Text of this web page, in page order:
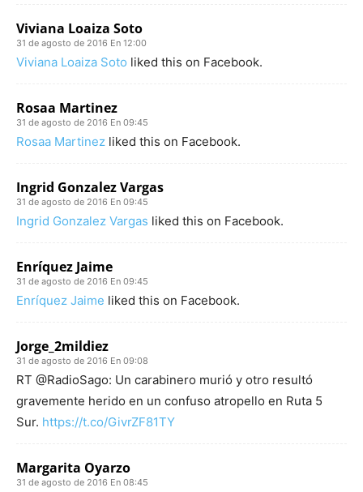
Viviana Loaiza Soto
31 de agosto de 2016 En 12:00
Viviana Loaiza Soto liked this on Facebook.
Rosaa Martinez
31 de agosto de 2016 En 09:45
Rosaa Martinez liked this on Facebook.
Ingrid Gonzalez Vargas
31 de agosto de 2016 En 09:45
Ingrid Gonzalez Vargas liked this on Facebook.
Enríquez Jaime
31 de agosto de 2016 En 09:45
Enríquez Jaime liked this on Facebook.
Jorge_2mildiez
31 de agosto de 2016 En 09:08
RT @RadioSago: Un carabinero murió y otro resultó
gravemente herido en un confuso atropello en Ruta 5
Sur. https://t.co/GivrZF81TY
Margarita Oyarzo
31 de agosto de 2016 En 08:45